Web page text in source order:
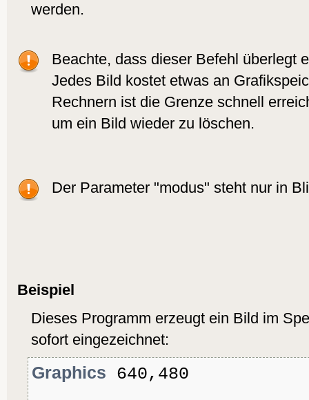
werden.
Beachte, dass dieser Befehl überlegt
Jedes Bild kostet etwas an
Rechnern ist die Grenze schnell
um ein Bild wieder zu löschen.
Der Parameter "modus" steht nur in
Beispiel
Dieses Programm erzeugt ein Bild im
sofort eingezeichnet:
Graphics 640,480